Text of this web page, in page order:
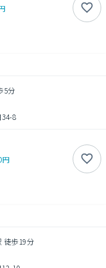
5分
8
円
徒歩19分